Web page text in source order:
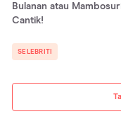
Bulanan atau
Cantik!
SELEBRITI